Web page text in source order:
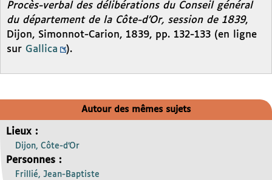
Procès-verbal des délibérations du Conseil général
du département de la Côte-d’Or, session de 1839,
Dijon, Simonnot-Carion, 1839, pp. 132-133 (en ligne
sur Gallica ).
Autour des mêmes sujets
Lieux :
Dijon, Côte-d’Or
Personnes :
Frillié, Jean-Baptiste